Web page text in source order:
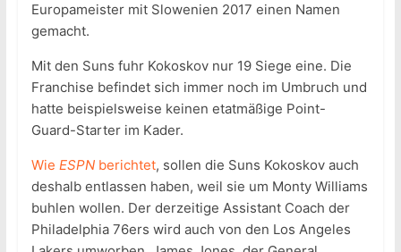
Europameister mit Slowenien 2017 einen Namen
gemacht.
Mit den Suns fuhr Kokoskov nur 19 Siege eine. Die
Franchise befindet sich immer noch im Umbruch und
hatte beispielsweise keinen etatmäßige Point-
Guard-Starter im Kader.
Wie ESPNberichtet, sollen die Suns Kokoskov auch
deshalb entlassen haben, weil sie um Monty Williams
buhlen wollen. Der derzeitige Assistant Coach der
Philadelphia 76ers wird auch von den Los Angeles